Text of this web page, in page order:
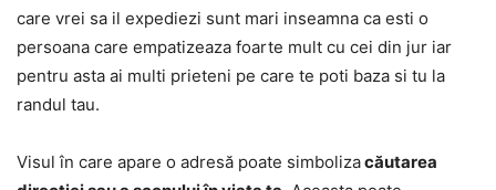
care vrei sa il expediezi sunt mari inseamna ca esti o
persoana care empatizeaza foarte mult cu cei din jur iar
pentru asta ai multi prieteni pe care te poti baza si tu la
randul tau.
Visul în care apare o adresă poate simbolizacăutarea